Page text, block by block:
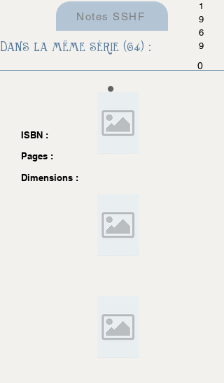
1
9
6
9
0
ISBN :
Pages :
Dimensions :
Notes SSHF
Dans la même série (64) :